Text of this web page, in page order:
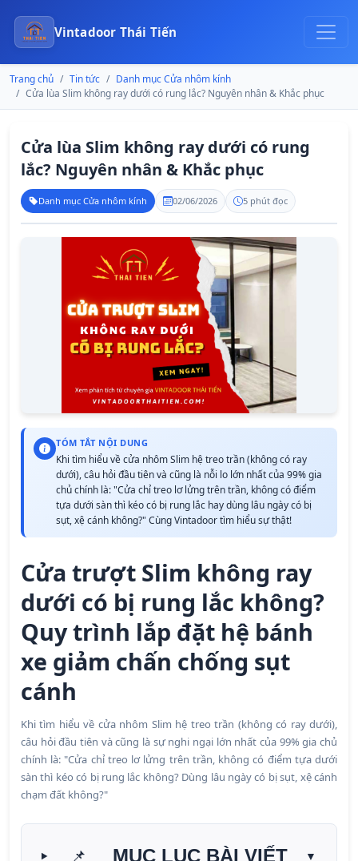
Vintadoor Thái Tiến
Trang chủ Tin tức
Danh mục Cửa nhôm kính
Cửa lùa Slim không ray dưới có rung lắc? Nguyên nhân & Khắc phục
Cửa lùa Slim không ray dưới có rung
lắc? Nguyên nhân & Khắc phục
Danh mục Cửa nhôm kính 02/06/2026 5 phút đọc
TÓM TẮT NỘI DUNG
Khi tìm hiểu về cửa nhôm Slim hệ treo trần (không có ray
dưới), câu hỏi đầu tiên và cũng là nỗi lo lớn nhất của 99% gia
chủ chính là: "Cửa chỉ treo lơ lửng trên trần, không có điểm
tựa dưới sàn thì kéo có bị rung lắc hay dùng lâu ngày có bị
sụt, xệ cánh không?" Cùng Vintadoor tìm hiểu sự thật!
Cửa trượt Slim không ray
dưới có bị rung lắc không?
Quy trình lắp đặt hệ bánh
xe giảm chấn chống sụt
cánh
Khi tìm hiểu về cửa nhôm Slim hệ treo trần (không có ray dưới),
câu hỏi đầu tiên và cũng là sự nghi ngại lớn nhất của 99% gia chủ
chính là: "Cửa chỉ treo lơ lửng trên trần, không có điểm tựa dưới
sàn thì kéo có bị rung lắc không? Dùng lâu ngày có bị sụt, xệ cánh
chạm đất không?"
📌 MỤC LỤC BÀI VIẾT ▼